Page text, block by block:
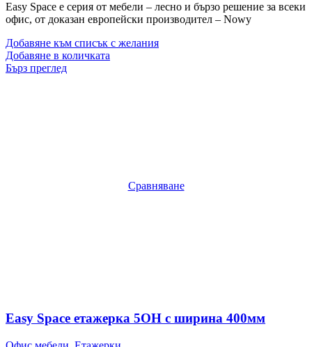
Easy Space е серия от мебели – лесно и бързо решение за всеки
офис, от доказан европейски производител – Nowy
Добавяне към списък с желания
Добавяне в количката
Бърз преглед
Сравняване
Easy Space етажерка 5OH с ширина 400мм